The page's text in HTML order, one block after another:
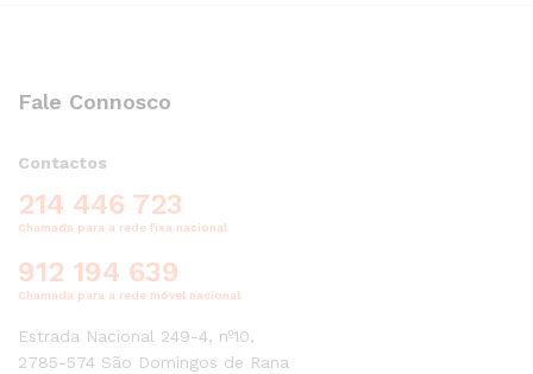
Fale Connosco
Contactos
214 446 723
Chamada para a rede fixa nacional
912 194 639
Chamada para a rede móvel nacional
Estrada Nacional 249-4, nº10,
2785-574 São Domingos de Rana